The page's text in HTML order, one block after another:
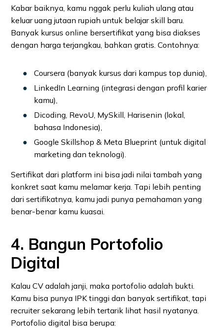
Kabar baiknya, kamu nggak perlu kuliah ulang atau
keluar uang jutaan rupiah untuk belajar skill baru.
Banyak kursus online bersertifikat yang bisa diakses
dengan harga terjangkau, bahkan gratis. Contohnya:
Coursera (banyak kursus dari kampus top dunia),
LinkedIn Learning (integrasi dengan profil karier
kamu),
Dicoding, RevoU, MySkill, Harisenin (lokal,
bahasa Indonesia),
Google Skillshop & Meta Blueprint (untuk digital
marketing dan teknologi).
Sertifikat dari platform ini bisa jadi nilai tambah yang
konkret saat kamu melamar kerja. Tapi lebih penting
dari sertifikatnya, kamu jadi punya pemahaman yang
benar-benar kamu kuasai.
4. Bangun Portofolio
Digital
Kalau CV adalah janji, maka portofolio adalah bukti.
Kamu bisa punya IPK tinggi dan banyak sertifikat, tapi
recruiter sekarang lebih tertarik lihat hasil nyatanya.
Portofolio digital bisa berupa: